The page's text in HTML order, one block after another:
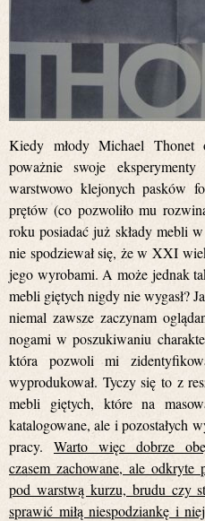
Kiedy młody Michael Thonet
poważnie swoje
warstwowo klejonych pasków
prętów (co pozwoliło mu
roku posiadać już składy mebli
nie spodziewał się, że w XXI
jego wyrobami. A może jednak
mebli giętych nigdy nie wygasł?
niemal zawsze zaczynam
nogami w poszukiwaniu
która pozwoli mi
wyprodukował. Tyczy się to z
mebli giętych, które na
katalogowane, ale i pozostałych
pracy. Warto więc dobrze
czasem zachowane, ale
pod warstwą kurzu, brudu czy
sprawić miłą niespodziankę i